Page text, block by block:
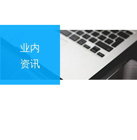
业内
资讯